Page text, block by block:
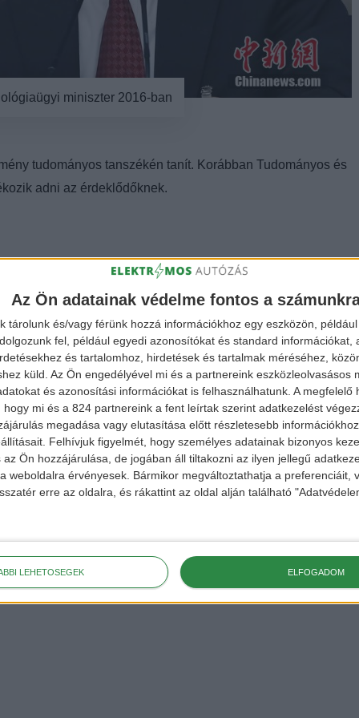
Az Ön adatainak védelme fontos a
tárolunk és/vagy férünk hozzá információkhoz egy eszközön,
fel, például egyedi azonosítókat és standard információkat,
és tartalomhoz, hirdetések és tartalmak méréséhez,
küld. Az Ön engedélyével mi és a partnereink eszközleolvasásos
és azonosítási információkat is felhasználhatunk. A megfelelő
mi és a 824 partnereink a fent leírtak szerint adatkezelést
megadása vagy elutasítása előtt részletesebb
Felhívjuk figyelmét, hogy személyes adatainak bizonyos
Ön hozzájárulása, de jogában áll tiltakozni az ilyen jellegű
weboldalra érvényesek. Bármikor megváltoztathatja a preferenciáit,
erre az oldalra, és rákattint az oldal alján található
LEHETŐSÉGEK ELFOGADOM
miniszter 2016-ban
tudományos tanszékén tanít. Korábban Tudományos és
adni az érdeklődőknek.
FACEBOOKés